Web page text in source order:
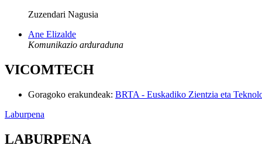
Zuzendari Nagusia
Ane Elizalde
Komunikazio arduraduna
VICOMTECH
Goragoko erakundeak: BRTA - Euskadiko Zientzia eta
Laburpena
LABURPENA